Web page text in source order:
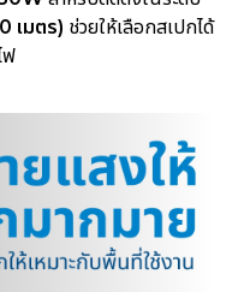
เมตร) ช่วยให้เลือกสเปกได้
ฟ